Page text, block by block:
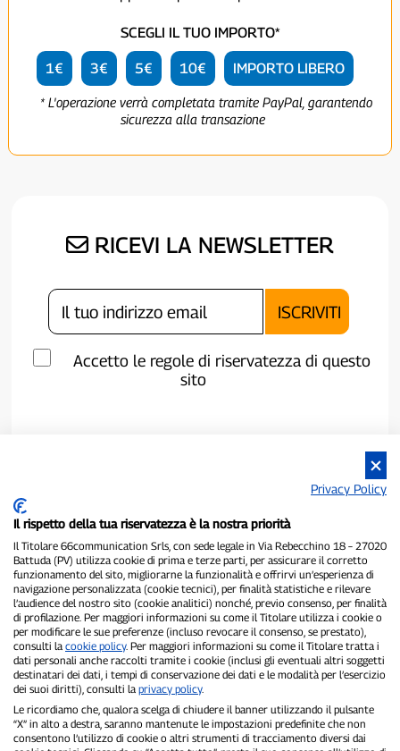
SCEGLI IL TUO IMPORTO*
1€ 3€ 5€ 10€ IMPORTO LIBERO
* L'operazione verrà completata tramite PayPal, garantendo
sicurezza alla transazione
RICEVI LA NEWSLETTER
Accetto le regole di riservatezza di questo
sito
P300.it è una Testata Giornalistica indipendente
Registrazione numero 1/2021 del 1/2/2021 - Tribunale di Pavia
Proprietario ed editore:66communication Srls- P.IVA
02798890188
Direttore Responsabile:Alessandro Secchi- Vicedirettore:Federico
Benedusi
Privacy Policy-Cookie Policy
"Se è successo davvero, lo trovi su P300.it"
Privacy Policy
Il rispetto della tua riservatezza è la nostra priorità
Il Titolare 66communication Srls, con sede legale in Via Rebecchino 18 – 27020
Battuda (PV) utilizza cookie di prima e terze parti, per assicurare il corretto
funzionamento del sito, migliorarne la funzionalità e offrirvi un’esperienza di
navigazione personalizzata (cookie tecnici), per finalità statistiche e rilevare
l’audience del nostro sito (cookie analitici) nonché, previo consenso, per finalità
di profilazione. Per maggiori informazioni su come il Titolare utilizza i cookie o
per modificare le sue preferenze (incluso revocare il consenso, se prestato),
consulti la cookie policy. Per maggiori informazioni su come il Titolare tratta i
dati personali anche raccolti tramite i cookie (inclusi gli eventuali altri soggetti
destinatari dei dati, i tempi di conservazione dei dati e le modalità per l’esercizio
dei suoi diritti), consulti la privacy policy.
Le ricordiamo che, qualora scelga di chiudere il banner utilizzando il pulsante
“X” in alto a destra, saranno mantenute le impostazioni predefinite che non
consentono l’utilizzo di cookie o altri strumenti di tracciamento diversi dai